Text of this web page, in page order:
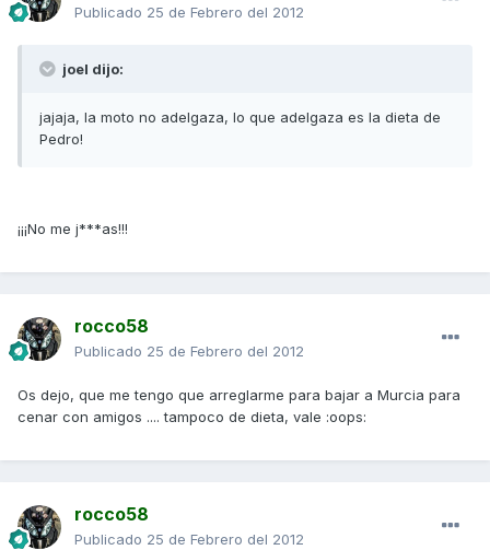
Publicado 25 de Febrero del 2012
joel dijo:
jajaja, la moto no adelgaza, lo que adelgaza es la dieta de
Pedro!
¡¡¡No me j***as!!!
rocco58
Publicado 25 de Febrero del 2012
Os dejo, que me tengo que arreglarme para bajar a Murcia para
cenar con amigos .... tampoco de dieta, vale :oops:
rocco58
Publicado 25 de Febrero del 2012